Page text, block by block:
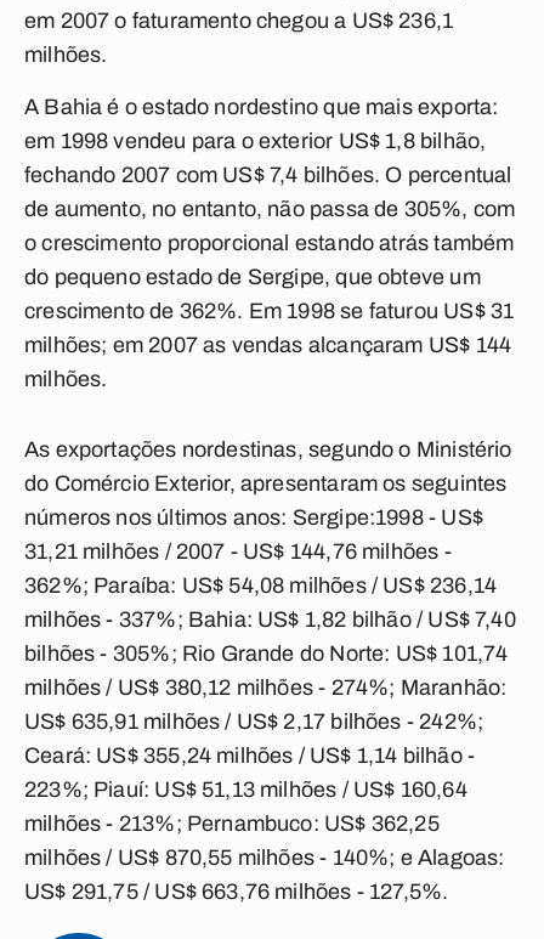
em 2007 o faturamento chegou a US$ 236,1
milhões.
A Bahia é o estado nordestino que mais exporta:
em 1998 vendeu para o exterior US$ 1,8 bilhão,
fechando 2007 com US$ 7,4 bilhões. O percentual
de aumento, no entanto, não passa de 305%, com
o crescimento proporcional estando atrás também
do pequeno estado de Sergipe, que obteve um
crescimento de 362%. Em 1998 se faturou US$ 31
milhões; em 2007 as vendas alcançaram US$ 144
milhões.
As exportações nordestinas, segundo o Ministério
do Comércio Exterior, apresentaram os seguintes
números nos últimos anos: Sergipe:1998 - US$
31,21 milhões / 2007 - US$ 144,76 milhões -
362%; Paraíba: US$ 54,08 milhões / US$ 236,14
milhões - 337%; Bahia: US$ 1,82 bilhão / US$ 7,40
bilhões - 305%; Rio Grande do Norte: US$ 101,74
milhões / US$ 380,12 milhões - 274%; Maranhão:
US$ 635,91 milhões / US$ 2,17 bilhões - 242%;
Ceará: US$ 355,24 milhões / US$ 1,14 bilhão -
223%; Piauí: US$ 51,13 milhões / US$ 160,64
milhões - 213%; Pernambuco: US$ 362,25
milhões / US$ 870,55 milhões - 140%; e Alagoas:
US$ 291,75 / US$ 663,76 milhões - 127,5%.